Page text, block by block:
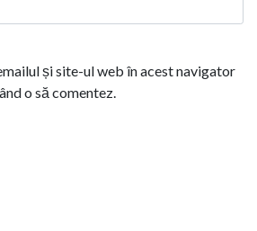
și site-ul web în acest navigator
o să comentez.